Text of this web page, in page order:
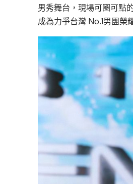
男秀舞台，現場可圈可點
成為力爭台灣 No.1男團榮